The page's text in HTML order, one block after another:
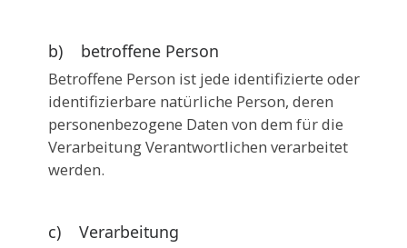
b) betroffene Person
Betroffene Person ist jede identifizierte oder
identifizierbare natürliche Person, deren
personenbezogene Daten von dem für die
Verarbeitung Verantwortlichen verarbeitet
werden.
c) Verarbeitung